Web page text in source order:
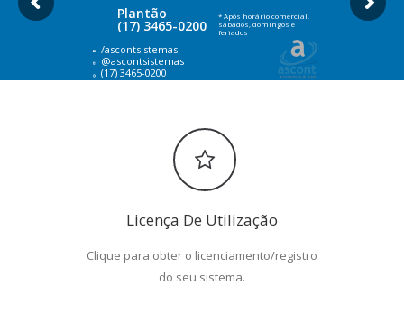
Plantão
(17) 3465-0200
/ascontsistemas
* Após horário comercial,
sábados, domingos e
feriados
@ascontsistemas
(17) 3465-0200
Licença De Utilização
Clique para obter o licenciamento/registro
do seu sistema.